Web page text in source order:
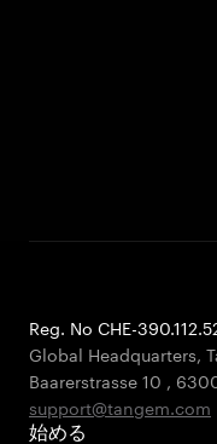
Reg. No CHE-
Global Headquarters,
Baarerstrasse 10 ,
support@tangem.com
始める